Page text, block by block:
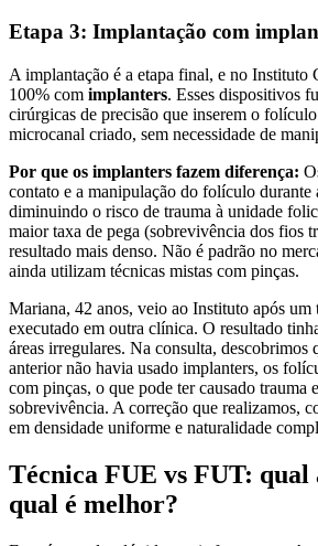
Etapa 3: Implantação com
A implantação é a etapa final, e no Instituto
100% com implanters. Esses dispositivos
cirúrgicas de precisão que inserem o
microcanal criado, sem necessidade de
Por que os implanters fazem diferença:
contato e a manipulação do folículo durante
diminuindo o risco de trauma à unidade
maior taxa de pega (sobrevivência dos fios
resultado mais denso. Não é padrão no
ainda utilizam técnicas mistas com pinças.
Mariana, 42 anos, veio ao Instituto após um
executado em outra clínica. O resultado
áreas irregulares. Na consulta, descobrimos
anterior não havia usado implanters, os
com pinças, o que pode ter causado trauma
sobrevivência. A correção que realizamos,
em densidade uniforme e naturalidade
Técnica FUE vs FUT: qual
qual é melhor?